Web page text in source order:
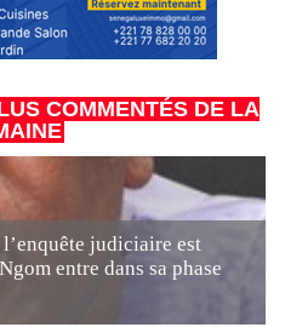
COMMENTÉS DE LA
judiciaire est
entre dans sa phase